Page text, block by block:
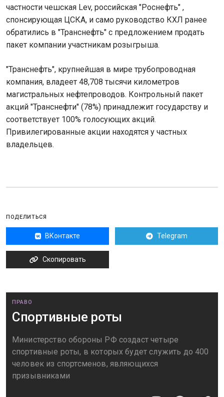
частности чешская Lev, российская "Роснефть" ,
спонсирующая ЦСКА, и само руководство КХЛ ранее
обратились в "Транснефть" с предложением продать
пакет компании участникам розыгрыша.
"Транснефть", крупнейшая в мире трубопроводная
компания, владеет 48,708 тысячи километров
магистральных нефтепроводов. Контрольный пакет
акций "Транснефти" (78%) принадлежит государству и
соответствует 100% голосующих акций.
Привилегированные акции находятся у частных
владельцев.
ПОДЕЛИТЬСЯ
ВКонтакте Telegram
Скопировать
ПРАВО
Спортивные роты
Министерство обороны РФ создаст четыре
спортивные роты, в которых будет служить до 400
человек из спортсменов, являющихся
призывниками